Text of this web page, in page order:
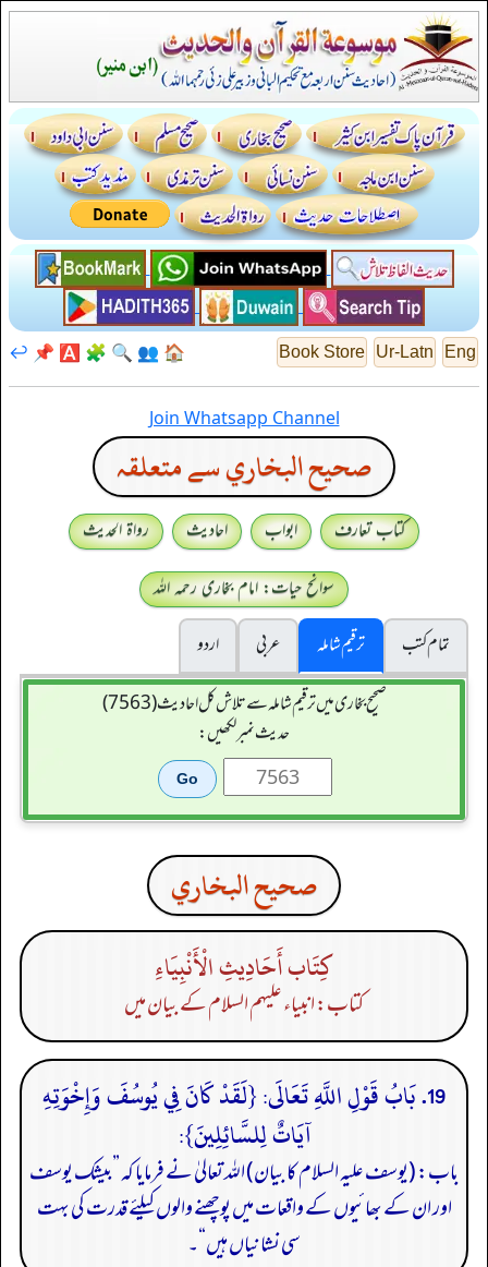
Eng
Ur-Latn
Book Store
🏠
👥
🔍
🧩
🅰️
📌
↩️
Join Whatsapp Channel
صحيح البخاري سے متعلقہ
کتاب تعارف ابواب احادیث
رواۃ الحدیث
سوانح حیات: امام بخاری رحمہ اللہ
تمام کتب
ترقیم شاملہ عربی
اردو
صحیح بخاری میں ترقیم شاملہ سے تلاش کل احادیث (7563)
حدیث نمبر لکھیں:
صحيح البخاري
كِتَاب أَحَادِيثِ الْأَنْبِيَاءِ
کتاب: انبیاء علیہم السلام کے بیان میں
19. بَابُ قَوْلِ اللَّهِ تَعَالَى: {لَقَدْ كَانَ فِي يُوسُفَ وَإِخْوَتِهِ
آيَاتٌ لِلسَّائِلِينَ}:
باب: (یوسف علیہ السلام کا بیان) اللہ تعالیٰ نے فرمایا کہ ”بیشک یوسف
اور ان کے بھائیوں کے واقعات میں پوچھنے والوں کیلئے قدرت کی بہت
سی نشانیاں ہیں“۔